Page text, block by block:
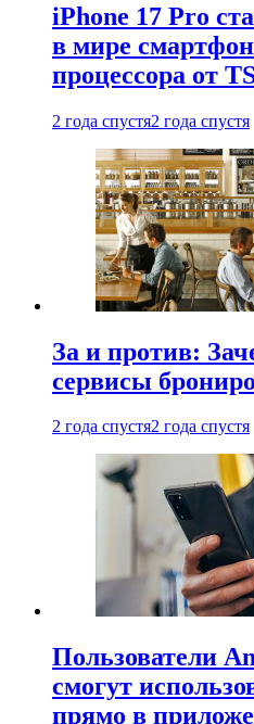
iPhone 17 Pro
в мире
процессора от
2 года спустя2 года спустя
За и против:
сервисы
2 года спустя2 года спустя
Пользователи
смогут
прямо в